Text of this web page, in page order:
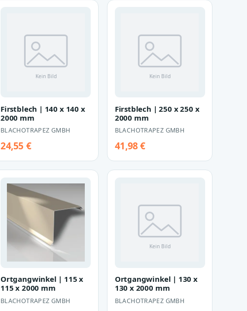
Firstblech | 140 x 140 x
2000 mm
BLACHOTRAPEZ GMBH
24,55 €
Firstblech | 250 x 250 x
2000 mm
BLACHOTRAPEZ GMBH
41,98 €
Ortgangwinkel | 115 x
115 x 2000 mm
BLACHOTRAPEZ GMBH
Ortgangwinkel | 130 x
130 x 2000 mm
BLACHOTRAPEZ GMBH